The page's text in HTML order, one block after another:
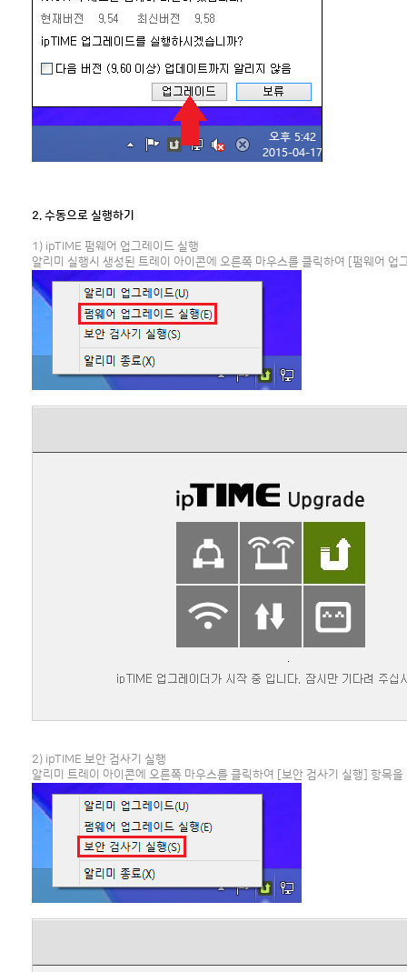
2. 수동으로 실행하기
1) ipTIME 펌웨어 업그레이드 실행
알리미 실행시 생성된 트레이 아이콘에 오른쪽 마우스를 클릭하여 [펌웨어 업
2) ipTIME 보안 검사기 실행
알리미 트레이 아이콘에 오른쪽 마우스를 클릭하여 [보안 검사기 실행] 항목을